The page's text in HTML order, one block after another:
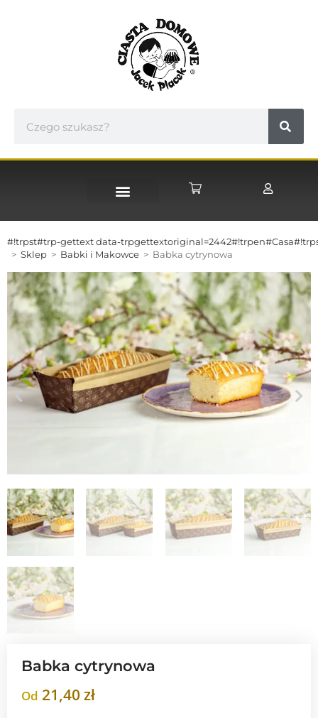
#!trpst#trp-gettext data-
> Sklep > Babki i Makowce > Babka cytrynowa
Babka cytrynowa
Od 21,40 zł